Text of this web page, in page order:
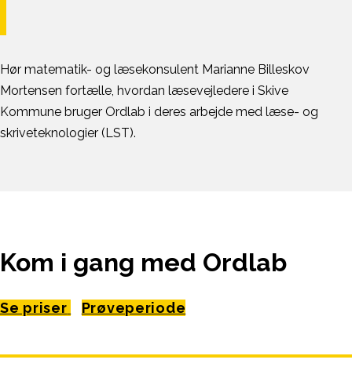
Hør matematik- og læsekonsulent Marianne Billeskov
Mortensen fortælle, hvordan læsevejledere i Skive
Kommune bruger Ordlab i deres arbejde med læse- og
skriveteknologier (LST).
Kom i gang med Ordlab
Se priser Prøveperiode